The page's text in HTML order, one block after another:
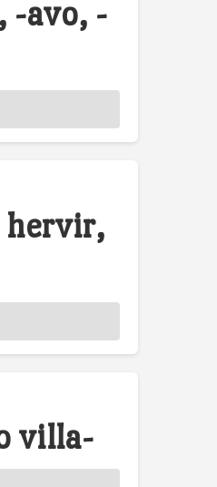
-avo, -
hervir,
villa-